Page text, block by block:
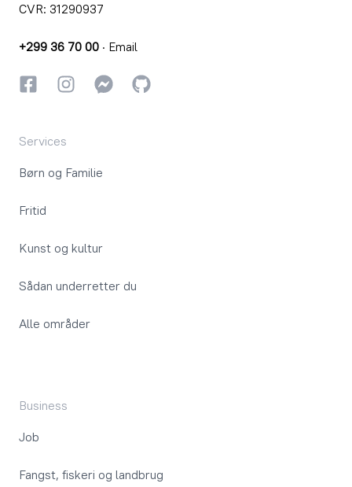
CVR: 31290937
+299 36 70 00 · Email
FacebookInstagramInstagram
GitHub
Services
Børn og Familie
Fritid
Kunst og kultur
Sådan underretter du
Alle områder
Business
Job
Fangst, fiskeri og landbrug